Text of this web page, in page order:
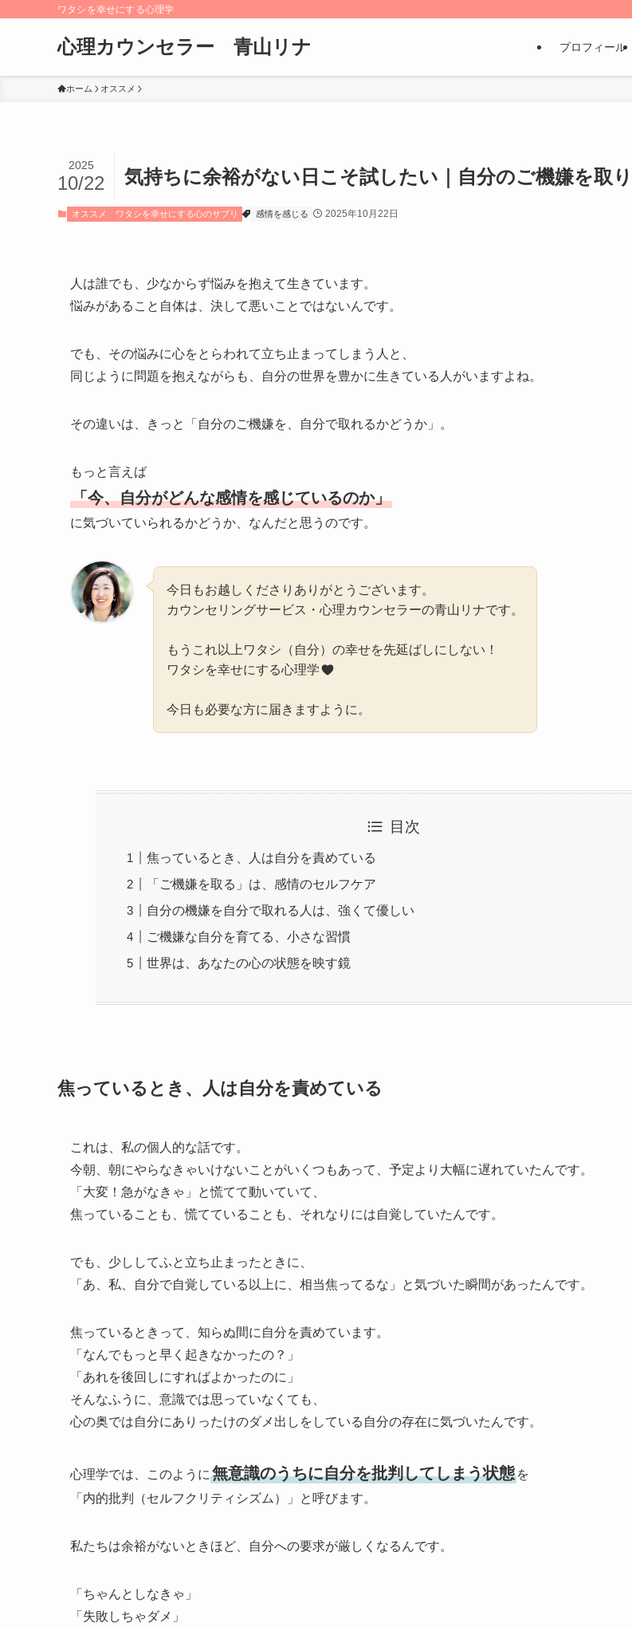
ワタシを幸せにする心理学
心理カウンセラー 青山リナ プロフィール
ホーム オススメ
気持ちに余裕がない日こそ試したい｜自分のご機嫌を取
2025
10/22
オススメ ワタシを幸せにする心のサプリ 感情を感じる 2025年10月22日
人は誰でも、少なからず悩みを抱えて生きています。
悩みがあること自体は、決して悪いことではないんです。
でも、その悩みに心をとらわれて立ち止まってしまう人と、
同じように問題を抱えながらも、自分の世界を豊かに生きている人がいますよね。
その違いは、きっと「自分のご機嫌を、自分で取れるかどうか」。
もっと言えば
「今、自分がどんな感情を感じているのか」
に気づいていられるかどうか、なんだと思うのです。
今日もお越しくださりありがとうございます。
カウンセリングサービス・心理カウンセラーの青山リナです。
もうこれ以上ワタシ（自分）の幸せを先延ばしにしない！
ワタシを幸せにする心理学
今日も必要な方に届きますように。
目次
焦っているとき、人は自分を責めている
「ご機嫌を取る」は、感情のセルフケア
自分の機嫌を自分で取れる人は、強くて優しい
ご機嫌な自分を育てる、小さな習慣
世界は、あなたの心の状態を映す鏡
焦っているとき、人は自分を責めている
これは、私の個人的な話です。
今朝、朝にやらなきゃいけないことがいくつもあって、予定より大幅に遅れていたんです。
「大変！急がなきゃ」と慌てて動いていて、
焦っていることも、慌てていることも、それなりには自覚していたんです。
でも、少ししてふと立ち止まったときに、
「あ、私、自分で自覚している以上に、相当焦ってるな」と気づいた瞬間があったんです。
焦っているときって、知らぬ間に自分を責めています。
「なんでもっと早く起きなかったの？」
「あれを後回しにすればよかったのに」
そんなふうに、意識では思っていなくても、
心の奥では自分にありったけのダメ出しをしている自分の存在に気づいたんです。
心理学では、このように 無意識のうちに自分を批判してしまう状態 を
「内的批判（セルフクリティシズム）」と呼びます。
私たちは余裕がないときほど、自分への要求が厳しくなるんです。
「ちゃんとしなきゃ」
「失敗しちゃダメ」